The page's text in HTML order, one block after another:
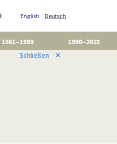
English Deutsch
1961–1989
1990–2023
Schließen ✕